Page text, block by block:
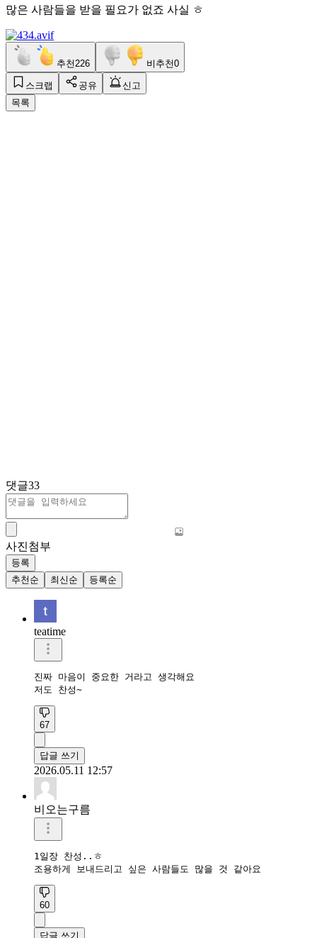
많은 사람들을 받을 필요가 없죠 사실 ㅎ
추천 226 비추천0
스크랩 공유
신고
목록
댓글33
사진첨부
등록
추천순
최신순 등록순
teatime
진짜 마음이 중요한 거라고 생각해요
저도 찬성~
67
답글 쓰기
2026.05.11 12:57
비오는구름
1일장 찬성..ㅎ
조용하게 보내드리고 싶은 사람들도 많을 것 같아요
60
답글 쓰기